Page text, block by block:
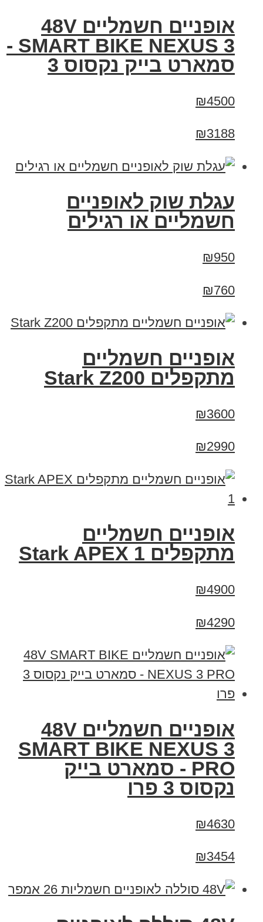
אופניים חשמליים 48V
SMART BIKE NEXUS 3 -
סמארט בייק נקסוס 3
₪4500
₪3188
עגלת שוק לאופניים
חשמליים או רגילים
₪950
₪760
‏אופניים חשמליים
‏מתקפלים Stark Z200
₪3600
₪2990
‏אופניים חשמליים
‏מתקפלים Stark APEX 1
₪4900
₪4290
אופניים חשמליים 48V
SMART BIKE NEXUS 3
PRO - סמארט בייק
נקסוס 3 פרו
₪4630
₪3454